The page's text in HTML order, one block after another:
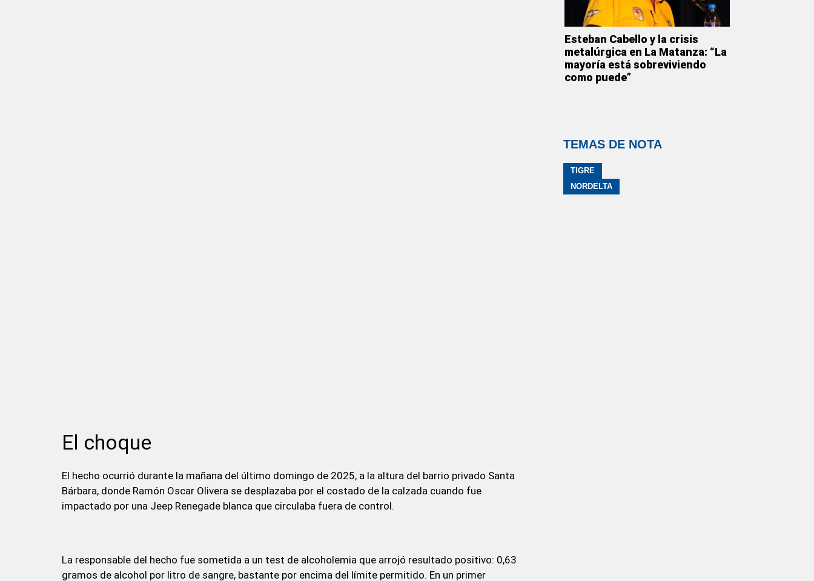
El choque
El hecho ocurrió durante la mañana del último domingo de 2025, a la altura del barrio privado Santa
Bárbara, donde Ramón Oscar Olivera se desplazaba por el costado de la calzada cuando fue
impactado por una Jeep Renegade blanca que circulaba fuera de control.
La responsable del hecho fue sometida a un test de alcoholemia que arrojó resultado positivo: 0,63
gramos de alcohol por litro de sangre, bastante por encima del límite permitido. En un primer
Esteban Cabello y la crisis
metalúrgica en La Matanza: “La
mayoría está sobreviviendo
como puede”
TEMAS DE NOTA
TIGRE
NORDELTA